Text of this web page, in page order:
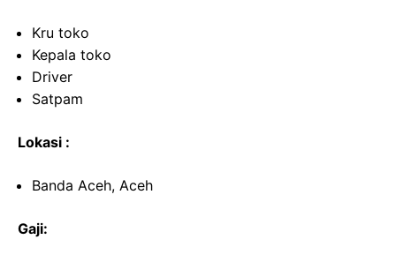
Kru toko
Kepala toko
Driver
Satpam
Lokasi :
Banda Aceh, Aceh
Gaji: